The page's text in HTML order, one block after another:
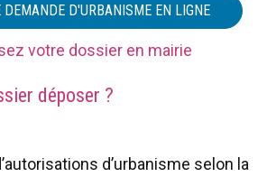
DEMANDE D'URBANISME EN LIGNE
votre dossier en mairie
déposer ?
d’urbanisme selon la